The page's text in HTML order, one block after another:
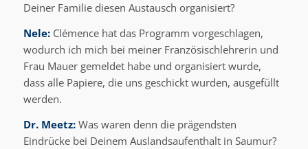
Deiner Familie diesen Austausch organisiert?
Nele:Clémence hat das Programm vorgeschlagen,
wodurch ich mich bei meiner Französischlehrerin und
Frau Mauer gemeldet habe und organisiert wurde,
dass alle Papiere, die uns geschickt wurden, ausgefüllt
werden.
Dr. Meetz:Was waren denn die prägendsten
Eindrücke bei Deinem Auslandsaufenthalt in Saumur?